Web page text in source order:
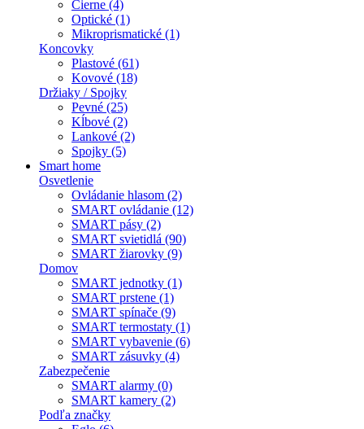
Čierne (4)
Optické (1)
Mikroprismatické (1)
Koncovky
Plastové (61)
Kovové (18)
Držiaky / Spojky
Pevné (25)
Kĺbové (2)
Lankové (2)
Spojky (5)
Smart home
Osvetlenie
Ovládanie hlasom (2)
SMART ovládanie (12)
SMART pásy (2)
SMART svietidlá (90)
SMART žiarovky (9)
Domov
SMART jednotky (1)
SMART prstene (1)
SMART spínače (9)
SMART termostaty (1)
SMART vybavenie (6)
SMART zásuvky (4)
Zabezpečenie
SMART alarmy (0)
SMART kamery (2)
Podľa značky